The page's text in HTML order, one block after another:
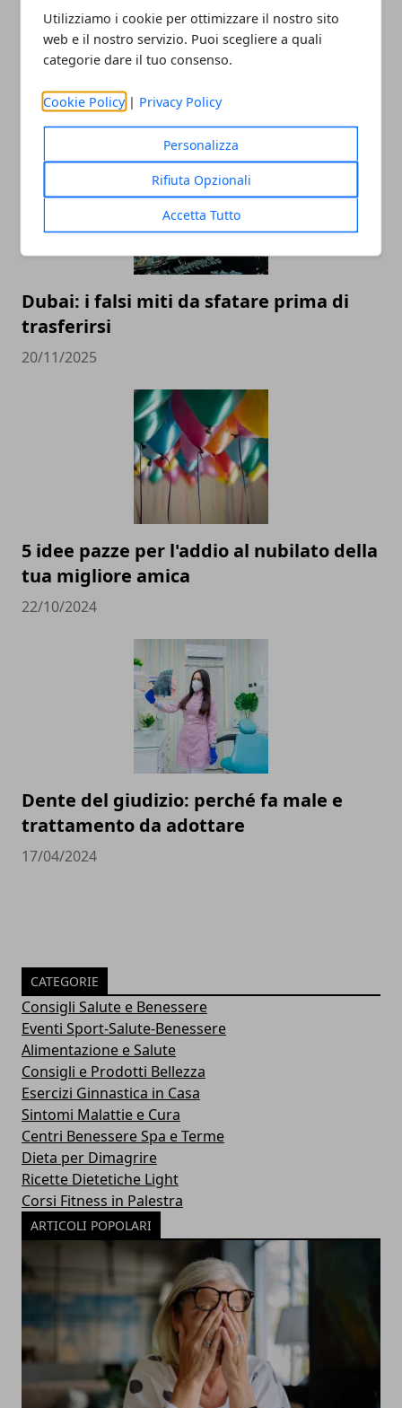
Utilizziamo i cookie per ottimizzare il nostro sito
web e il nostro servizio. Puoi scegliere a quali
categorie dare il tuo consenso.
Cookie Policy | Privacy Policy
Personalizza
Rifiuta Opzionali
Accetta Tutto
ARTICOLI CORRELATI
Dubai: i falsi miti da sfatare prima di
trasferirsi
20/11/2025
5 idee pazze per l'addio al nubilato della
tua migliore amica
22/10/2024
Dente del giudizio: perché fa male e
trattamento da adottare
17/04/2024
CATEGORIE
Consigli Salute e Benessere
Eventi Sport-Salute-Benessere
Alimentazione e Salute
Consigli e Prodotti Bellezza
Esercizi Ginnastica in Casa
Sintomi Malattie e Cura
Centri Benessere Spa e Terme
Dieta per Dimagrire
Ricette Dietetiche Light
Corsi Fitness in Palestra
ARTICOLI POPOLARI